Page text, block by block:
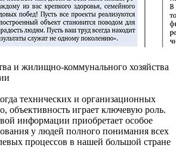
и жилищно-коммунального хозяйства
технических и организационных
объективность играет ключевую роль.
информации приобретает особое
у людей полного понимания всех
процессов в нашей большой стране